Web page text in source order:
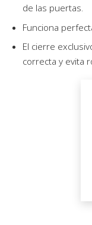
de las puertas.
Funciona
El cierre
correcta y evita